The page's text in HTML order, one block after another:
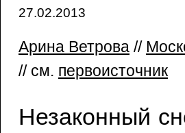
27.02.2013
Арина Ветрова //
// см. первоисточник
Незаконный